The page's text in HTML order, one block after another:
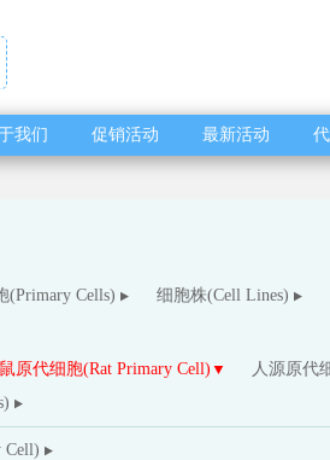
我们 促销活动 最新活动
(Primary Cells) 细胞株(Cell Lines)
原代细胞(Rat Primary Cell) 人源原代
Cell)